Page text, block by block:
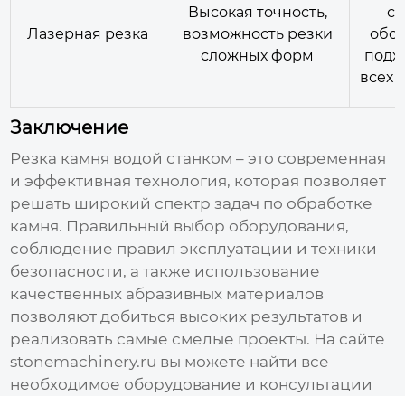
Лазерная резка
Высокая точность,
возможность резки
сложных форм
всех
Заключение
Резка камня водой станком – это современная
и эффективная технология, которая позволяет
решать широкий спектр задач по обработке
камня. Правильный выбор оборудования,
соблюдение правил эксплуатации и техники
безопасности, а также использование
качественных абразивных материалов
позволяют добиться высоких результатов и
реализовать самые смелые проекты. На сайте
stonemachinery.ru вы можете найти все
необходимое оборудование и консультации